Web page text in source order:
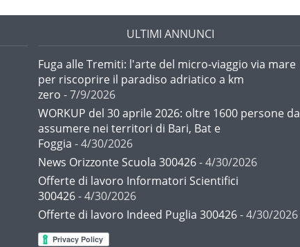
ULTIMI ANNUNCI
Fuga alle Tremiti: l'arte del micro-viaggio via mare
per riscoprire il paradiso adriatico a km
zero - 7/9/2026
WORKUP del 30 aprile 2026: oltre 1600 persone da
assumere nei territori di Bari, Bat e
Foggia - 4/30/2026
News Orizzonte Scuola 300426- 4/30/2026
Offerte di lavoro Informatori Scientifici
300426- 4/30/2026
Offerte di lavoro Indeed Puglia 300426- 4/30/2026